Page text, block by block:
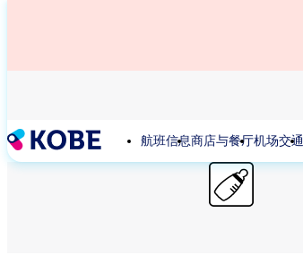
主
容
航班信息商店与餐厅机场交通